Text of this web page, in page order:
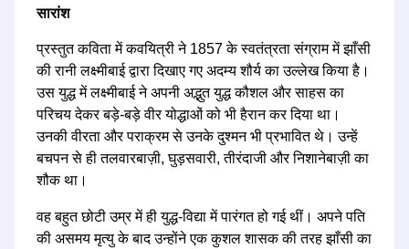
सारांश
प्रस्तुत कविता में कवयित्री ने 1857 के स्वतंत्रता संग्राम में झाँसी
की रानी लक्ष्मीबाई द्वारा दिखाए गए अदम्य शौर्य का उल्लेख किया है।
उस युद्ध में लक्ष्मीबाई ने अपनी अद्भुत युद्ध कौशल और साहस का
परिचय देकर बड़े-बड़े वीर योद्धाओं को भी हैरान कर दिया था।
उनकी वीरता और पराक्रम से उनके दुश्मन भी प्रभावित थे। उन्हें
बचपन से ही तलवारबाज़ी, घुड़सवारी, तीरंदाजी और निशानेबाज़ी का
शौक था।
वह बहुत छोटी उम्र में ही युद्ध-विद्या में पारंगत हो गई थीं। अपने पति
की असमय मृत्यु के बाद उन्होंने एक कुशल शासक की तरह झाँसी का